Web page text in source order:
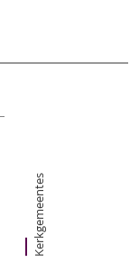
Kerkgemeentes